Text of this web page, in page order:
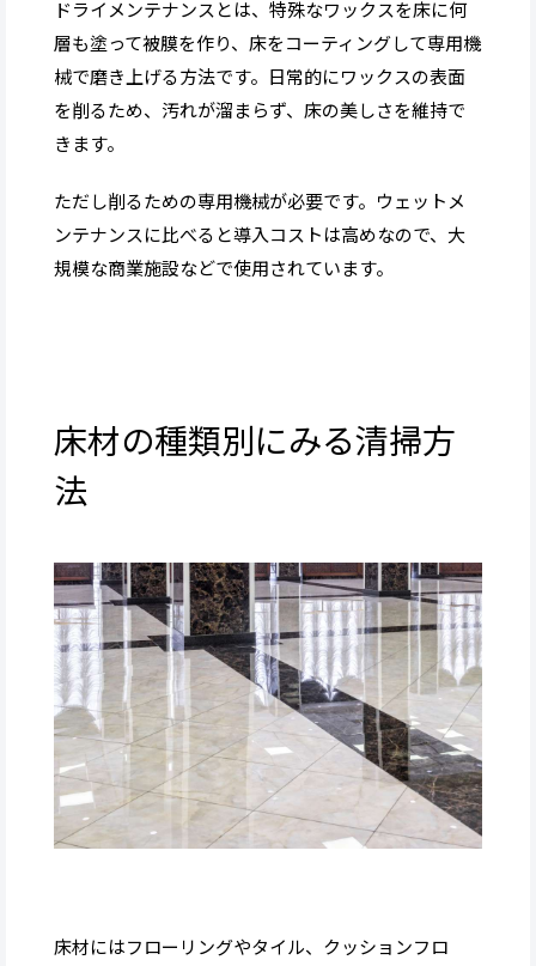
ドライメンテナンスとは、特殊なワックスを床に何
層も塗って被膜を作り、床をコーティングして専用機
械で磨き上げる方法です。日常的にワックスの表面
を削るため、汚れが溜まらず、床の美しさを維持で
きます。
ただし削るための専用機械が必要です。ウェットメ
ンテナンスに比べると導入コストは高めなので、大
規模な商業施設などで使用されています。
床材の種類別にみる清掃方
法
床材にはフローリングやタイル、クッションフロ